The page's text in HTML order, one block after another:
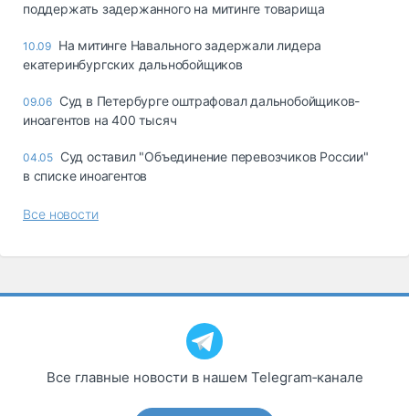
поддержать задержанного на митинге товарища
10.09 На митинге Навального задержали лидера
екатеринбургских дальнобойщиков
09.06 Суд в Петербурге оштрафовал дальнобойщиков-
иноагентов на 400 тысяч
04.05 Суд оставил "Объединение перевозчиков России"
в списке иноагентов
Все новости
Все главные новости в нашем Telegram‑канале